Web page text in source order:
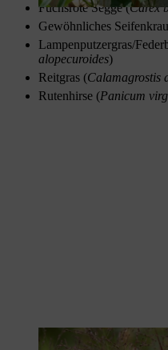
Fuchsrote Segge (Carex
Gewöhnliches
Lampenputzergras/
alopecuroides)
Reitgras (Calamagrostis
Rutenhirse (Panicum
Die Rutenhirse begeistert mit